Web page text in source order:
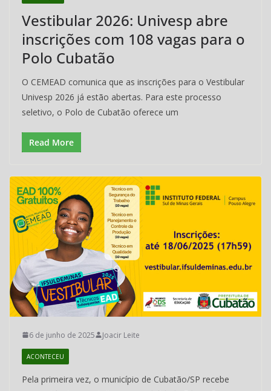
Cubatão
CEMEAD
Vestibular 2026: Univesp abre
inscrições com 108 vagas para o
Polo Cubatão
O CEMEAD comunica que as inscrições para o Vestibular
Univesp 2026 já estão abertas. Para este processo
seletivo, o Polo de Cubatão oferece um
Read More
6 de junho de 2025 Joacir Leite
ACONTECEU
Pela primeira vez, o município de Cubatão/SP recebe